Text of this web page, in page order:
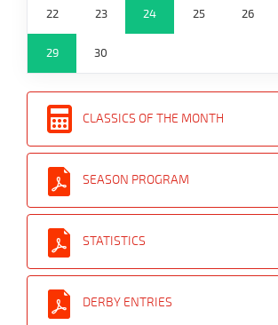
22 23 24 25 26
29 30
CLASSICS OF THE MONTH
SEASON PROGRAM
STATISTICS
DERBY ENTRIES